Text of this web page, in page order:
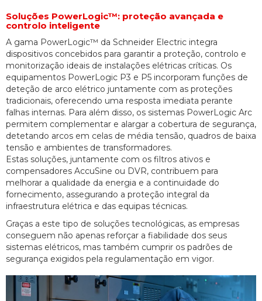
Soluções PowerLogic™: proteção avançada e
controlo inteligente
A gama PowerLogic™ da Schneider Electric integra
dispositivos concebidos para garantir a proteção, controlo e
monitorização ideais de instalações elétricas críticas. Os
equipamentos PowerLogic P3 e P5 incorporam funções de
deteção de arco elétrico juntamente com as proteções
tradicionais, oferecendo uma resposta imediata perante
falhas internas. Para além disso, os sistemas PowerLogic Arc
permitem complementar e alargar a cobertura de segurança,
detetando arcos em celas de média tensão, quadros de baixa
tensão e ambientes de transformadores.
Estas soluções, juntamente com os filtros ativos e
compensadores AccuSine ou DVR, contribuem para
melhorar a qualidade da energia e a continuidade do
fornecimento, assegurando a proteção integral da
infraestrutura elétrica e das equipas técnicas.
Graças a este tipo de soluções tecnológicas, as empresas
conseguem não apenas reforçar a fiabilidade dos seus
sistemas elétricos, mas também cumprir os padrões de
segurança exigidos pela regulamentação em vigor.